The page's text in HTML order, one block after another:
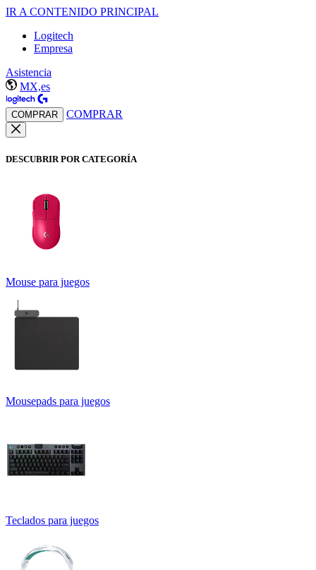
IR A CONTENIDO PRINCIPAL
Logitech
Empresa
Asistencia
MX,es
COMPRAR COMPRAR
DESCUBRIR POR CATEGORÍA
Mouse para juegos
Mousepads para juegos
Teclados para juegos